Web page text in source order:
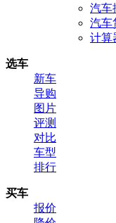
汽车
汽车
计算
选车
新车
导购
图片
评测
对比
车型
排行
买车
报价